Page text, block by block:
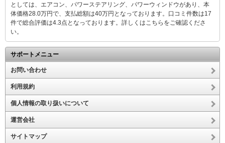
としては、エアコン、パワーステアリング、パワーウィンドウがあり、本
体価格28.0万円で、支払総額は40万円となっております。口コミ件数は17
件で総合評価は4.3点となっております。 詳しくはこちらをご確認くださ
い。
サポートメニュー
お問い合わせ
利用規約
個人情報の取り扱いについて
運営会社
サイトマップ